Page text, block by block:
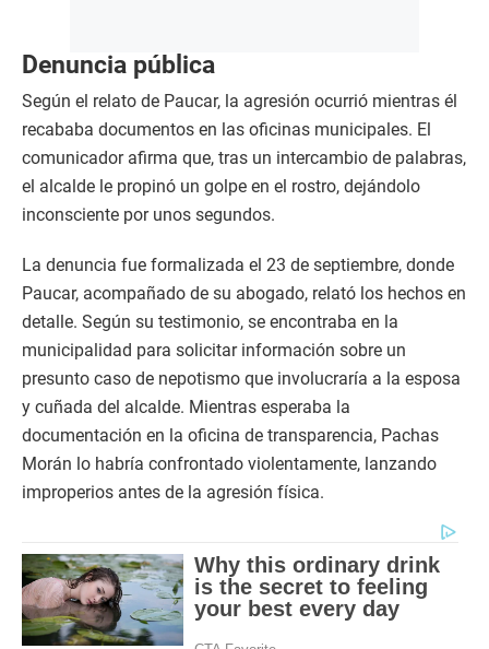
Denuncia pública
Según el relato de Paucar, la agresión ocurrió mientras él
recababa documentos en las oficinas municipales. El
comunicador afirma que, tras un intercambio de palabras,
el alcalde le propinó un golpe en el rostro, dejándolo
inconsciente por unos segundos.
La denuncia fue formalizada el 23 de septiembre, donde
Paucar, acompañado de su abogado, relató los hechos en
detalle. Según su testimonio, se encontraba en la
municipalidad para solicitar información sobre un
presunto caso de nepotismo que involucraría a la esposa
y cuñada del alcalde. Mientras esperaba la
documentación en la oficina de transparencia, Pachas
Morán lo habría confrontado violentamente, lanzando
improperios antes de la agresión física.